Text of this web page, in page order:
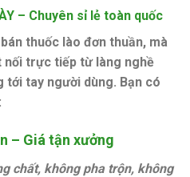
– Chuyên sỉ lẻ toàn quốc
thuốc lào đơn thuần, mà
nối trực tiếp từ làng nghề
tới tay người dùng. Bạn có
– Giá tận xưởng
chất, không pha trộn, không